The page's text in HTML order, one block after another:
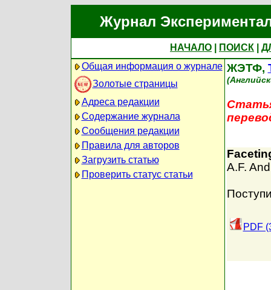
Журнал
НАЧАЛО ПОИСК
Общая информация о журнале
Золотые страницы
Адреса редакции
Содержание журнала
Сообщения редакции
Правила для авторов
Загрузить статью
Проверить статус статьи
ЖЭТФ,
A.F.
PDF